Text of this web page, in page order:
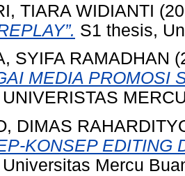
TIARA WIDIANTI
S1 thesis,
SYIFA RAMADHAN
MEDIA PROMOSI
DIMAS
KONSEP EDITING
Mercu